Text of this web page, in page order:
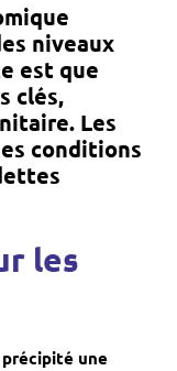
niveaux
est que
clés,
Les
conditions
les
une